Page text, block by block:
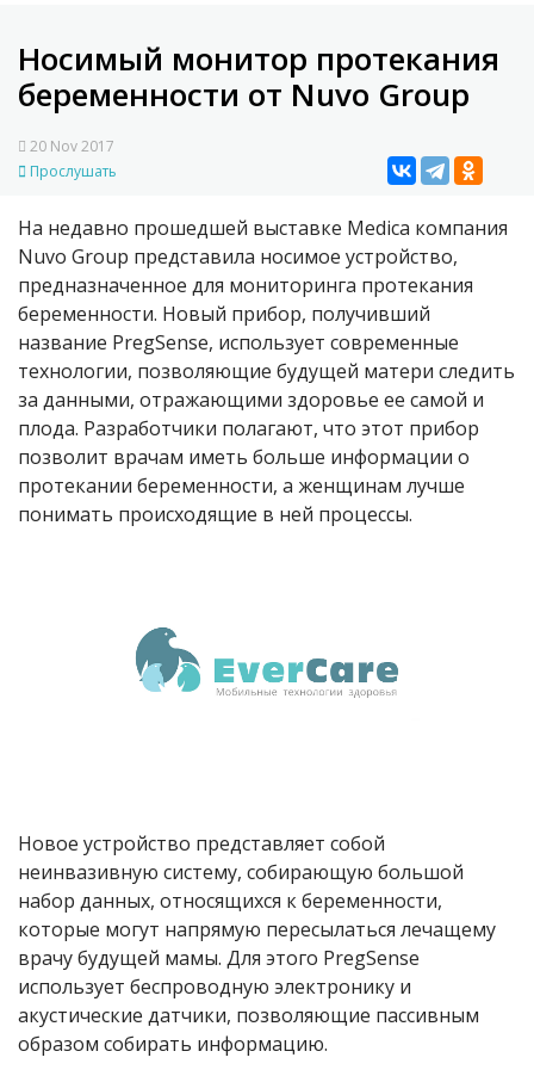
Носимый монитор протекания
беременности от Nuvo Group
20 Nov 2017
Прослушать
На недавно прошедшей выставке Medica компания
Nuvo Group представила носимое устройство,
предназначенное для мониторинга протекания
беременности. Новый прибор, получивший
название PregSense, использует современные
технологии, позволяющие будущей матери следить
за данными, отражающими здоровье ее самой и
плода. Разработчики полагают, что этот прибор
позволит врачам иметь больше информации о
протекании беременности, а женщинам лучше
понимать происходящие в ней процессы.
Новое устройство представляет собой
неинвазивную систему, собирающую большой
набор данных, относящихся к беременности,
которые могут напрямую пересылаться лечащему
врачу будущей мамы. Для этого PregSense
использует беспроводную электронику и
акустические датчики, позволяющие пассивным
образом собирать информацию.